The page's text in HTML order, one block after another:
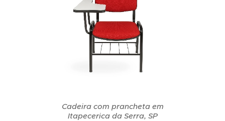
Cadeira com prancheta em
Itapecerica da Serra, SP